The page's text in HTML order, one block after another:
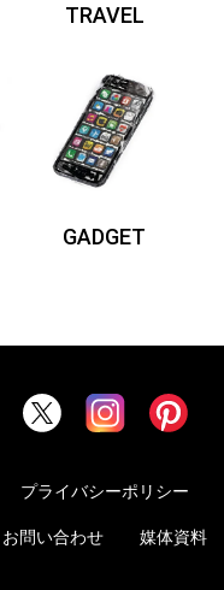
TRAVEL
GADGET
プライバシーポリシー
お問い合わせ 媒体資料